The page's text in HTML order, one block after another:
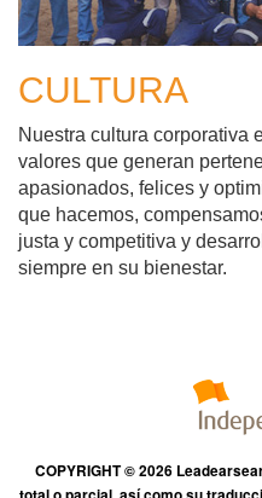
CULTURA
Nuestra cultura corporativa
valores que generan
apasionados, felices y
que hacemos,
justa y competitiva y
siempre en su bienestar.
COPYRIGHT © 2026